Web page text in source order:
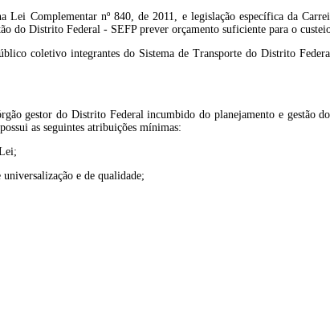
Lei Complementar nº 840, de 2011, e legislação específica da
do Distrito Federal - SEFP prever orçamento suficiente para o custeio
coletivo integrantes do Sistema de Transporte do Distrito
gestor do Distrito Federal incumbido do planejamento e gestão
as seguintes atribuições mínimas:
e de qualidade;